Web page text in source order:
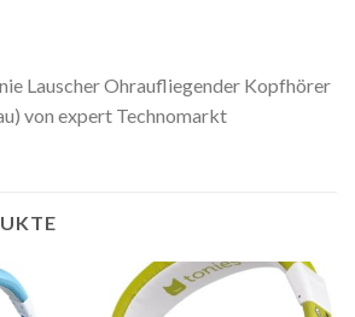
Lauscher Ohraufliegender Kopfhörer
von expert Technomarkt